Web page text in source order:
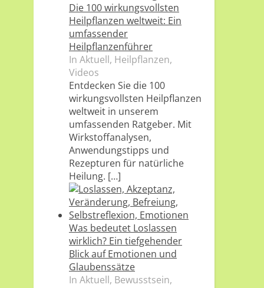
Die 100 wirkungsvollsten
Heilpflanzen weltweit: Ein
umfassender
Heilpflanzenführer
In Aktuell, Heilpflanzen,
Videos
Entdecken Sie die 100
wirkungsvollsten Heilpflanzen
weltweit in unserem
umfassenden Ratgeber. Mit
Wirkstoffanalysen,
Anwendungstipps und
Rezepturen für natürliche
Heilung. […]
Was bedeutet Loslassen
wirklich? Ein tiefgehender
Blick auf Emotionen und
Glaubenssätze
In Aktuell, Bewusstsein,